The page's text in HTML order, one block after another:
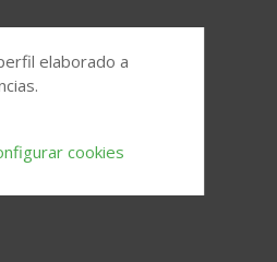
elaborado a
cookies